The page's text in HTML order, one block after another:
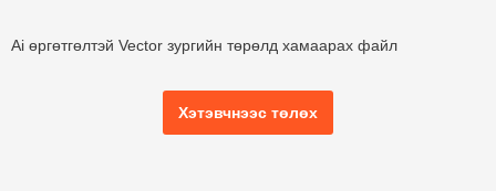
Ai өргөтгөлтэй Vector зургийн төрөлд хамаарах файл
Хэтэвчнээс төлөх